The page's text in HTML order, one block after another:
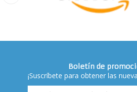
Boletín de
¡Suscríbete para obtener las